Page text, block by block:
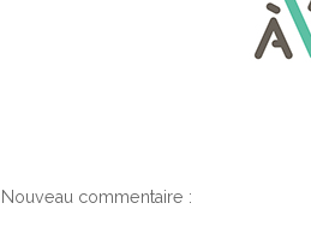
Nouveau commentaire :